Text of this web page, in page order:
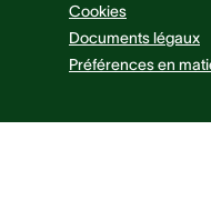
Cookies
Documents légaux
Préférences en